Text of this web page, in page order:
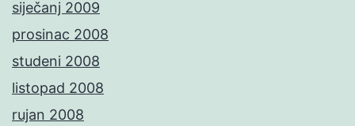
siječanj 2009
prosinac 2008
studeni 2008
listopad 2008
rujan 2008